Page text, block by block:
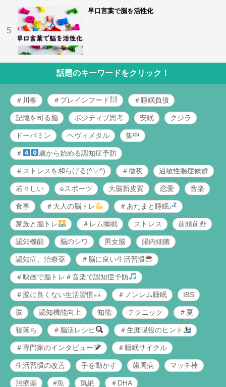
5
早口言葉で脳を活性化
話題のキーワードをクリック！
＃川柳 ＃ブレインフード ＃睡眠負債
記憶を司る脳 ポジティブ思考 安眠 クジラ
ドーパミン ヘヴィメタル 集中
＃ 歳から始める認知症予防
＃ストレスを和らげる(^▽^) ＃徹夜 過敏性腸症候群
若々しい eスポーツ 大脳新皮質 恋愛 音楽
食事 ＃大人の脳トレ ＃あたまと睡眠
家族と脳トレ ＃レム睡眠 ストレス 前頭前野
認知機能 脳のシワ 男女脳 腸内細菌
認知症、治療薬 ＃脳に良い生活習慣
＃映画で脳トレ＃音楽で認知症予防
＃脳に良くない生活習慣 ＃ノンレム睡眠 IBS
脳 認知機能向上 知能 テクニック ＃夏
寝落ち ＃脳活レシピ ＃生涯現役のヒント
＃専門家のインタビュー ＃睡眠サイクル
生活習慣の改善 手を動かす 歯周病 マッチ棒
治療薬 #魚 気絶 ＃DHA